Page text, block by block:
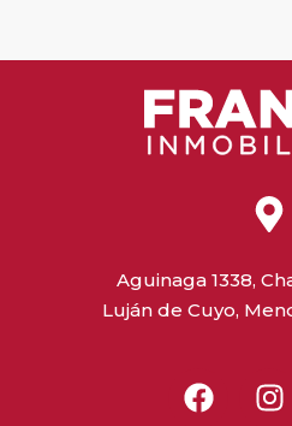
Aguinaga 1338,
Luján de Cuyo,